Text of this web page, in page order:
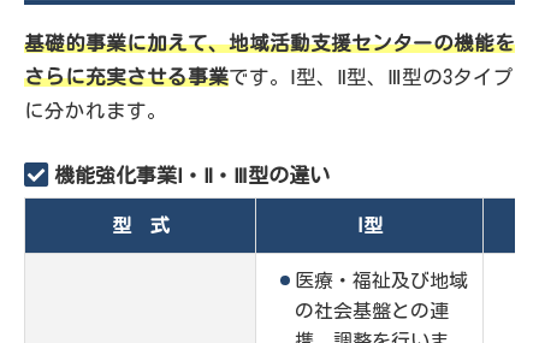
基礎的事業に加えて、地域活動支援センターの機能を
さらに充実させる事業です。Ⅰ型、Ⅱ型、Ⅲ型の3タイプ
に分かれます。
機能強化事業Ⅰ・Ⅱ・Ⅲ型の違い
型 式 Ⅰ型
医療・福祉及び地域
の社会基盤との連